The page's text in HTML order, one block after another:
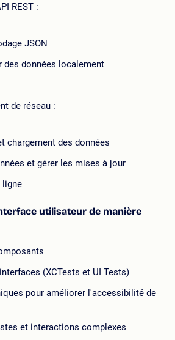
REST :
JSON
des données localement
de réseau :
chargement des données
et gérer les mises à jour
ligne
utilisateur de manière
(XCTests et UI Tests)
pour améliorer l'accessibilité de
et interactions complexes